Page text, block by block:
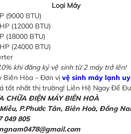
Loại Máy
(9000 BTU)
(12000 BTU)
(18000 BTU)
(24000 BTU)
khi đăng ký vệ sinh từ 2 máy trở lên!
Biên Hòa – Đơn vị vệ sinh máy lạnh
tốt nhất thị trường! Liên Hệ Ngay Để
CHỮA ĐIỆN MÁY BIÊN HOÀ
P.Phước Tân, Biên Hoà, Đồng Nai
049 805